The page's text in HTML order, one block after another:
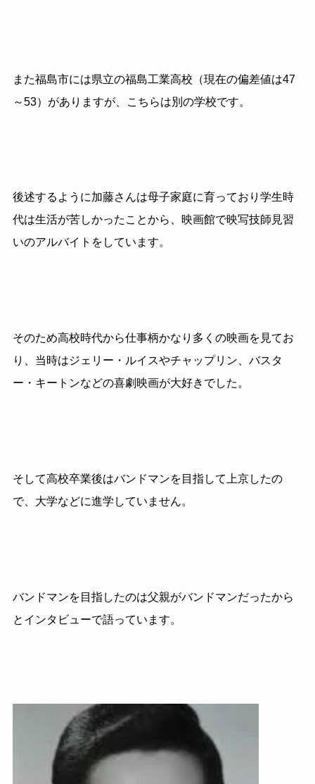
また福島市には県立の福島工業高校（現在の偏差値は47
～53）がありますが、こちらは別の学校です。
後述するように加藤さんは母子家庭に育っており学生時
代は生活が苦しかったことから、映画館で映写技師見習
いのアルバイトをしています。
そのため高校時代から仕事柄かなり多くの映画を見てお
り、当時はジェリー・ルイスやチャップリン、バスタ
ー・キートンなどの喜劇映画が大好きでした。
そして高校卒業後はバンドマンを目指して上京したの
で、大学などに進学していません。
バンドマンを目指したのは父親がバンドマンだったから
とインタビューで語っています。